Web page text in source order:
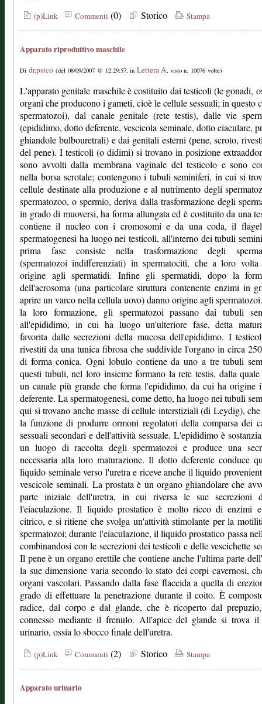
(p)Link Commenti (0) Storico Stampa
Apparato riproduttivo maschile
Di dr.psico (del 08/09/2007 @ 12:29:57, in Lettera A, visto n. 10076 volte)
L'apparato genitale maschile è costituito dai testicoli (le gonadi,
organi che producono i gameti, cioè le cellule sessuali; in questo
spermatozoi), dal canale genitale (rete testis), dalle vie
(epididimo, dotto deferente, vescicola seminale, dotto eiaculare,
ghiandole bulbouretrali) e dai genitali esterni (pene, scroto,
del pene). I testicoli (o didimi) si trovano in posizione
sono avvolti dalla membrana vaginale del testicolo e sono
nella borsa scrotale; contengono i tubuli seminiferi, in cui si
cellule destinate alla produzione e al nutrimento degli
spermatozoo, o spermio, deriva dalla trasformazione degli
in grado di muoversi, ha forma allungata ed è costituito da una
contiene il nucleo con i cromosomi e da una coda, il
spermatogenesi ha luogo nei testicoli, all'interno dei tubuli
prima fase consiste nella trasformazione degli
(spermatozoi indifferenziati) in spermatociti, che a loro volta
origine agli spermatidi. Infine gli spermatidi, dopo la
dell'acrosoma (una particolare struttura contenente enzimi in
aprire un varco nella cellula uovo) danno origine agli
la loro formazione, gli spermatozoi passano dai tubuli
all'epididimo, in cui ha luogo un'ulteriore fase, detta
favorita dalle secrezioni della mucosa dell'epididimo. I
rivestiti da una tunica fibrosa che suddivide l'organo in circa
di forma conica. Ogni lobulo contiene da uno a tre tubuli
questi tubuli, nel loro insieme formano la rete testis, dalla
un canale più grande che forma l'epididimo, da cui ha origine
deferente. La spermatogenesi, come detto, ha luogo nei tubuli
qui si trovano anche masse di cellule interstiziali (di Leydig),
la funzione di produrre ormoni regolatori della comparsa dei
sessuali secondari e dell'attività sessuale. L'epididimo è
un luogo di raccolta degli spermatozoi e produce una
necessaria alla loro maturazione. Il dotto deferente conduce
liquido seminale verso l'uretra e riceve anche il liquido
vescicole seminali. La prostata è un organo ghiandolare che
parte iniziale dell'uretra, in cui riversa le sue secrezioni
l'eiaculazione. Il liquido prostatico è molto ricco di enzimi
citrico, e si ritiene che svolga un'attività stimolante per la
spermatozoi; durante l'eiaculazione, il liquido prostatico passa
combinandosi con le secrezioni dei testicoli e delle vescichette
Il pene è un organo erettile che contiene anche l'ultima parte
la sue dimensione varia secondo lo stato dei corpi cavernosi,
organi vascolari. Passando dalla fase flaccida a quella di
grado di effettuare la penetrazione durante il coito. È
radice, dal corpo e dal glande, che è ricoperto dal
connesso mediante il frenulo. All'apice del glande si trova il
urinario, ossia lo sbocco finale dell'uretra.
(p)Link Commenti (2) Storico Stampa
Apparato urinario